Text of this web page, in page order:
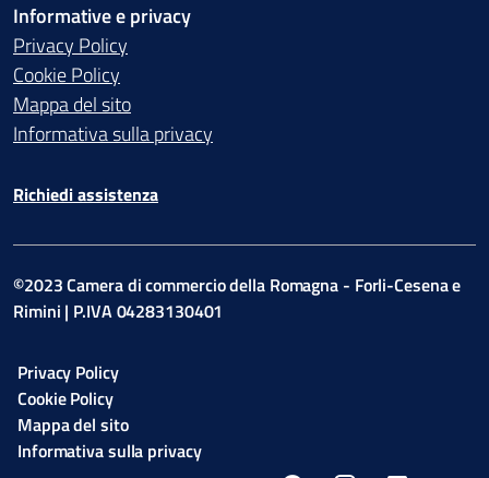
Informative e privacy
Privacy Policy
Cookie Policy
Mappa del sito
Informativa sulla privacy
Richiedi assistenza
©2023 Camera di commercio della Romagna - Forli-Cesena e
Rimini | P.IVA 04283130401
Privacy Policy
Cookie Policy
Mappa del sito
Informativa sulla privacy